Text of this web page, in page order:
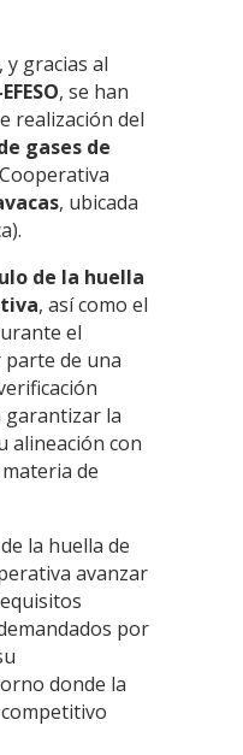
y gracias al
, se han
realización del
gases de
, ubicada
de la huella
, así como el
el
de una
garantizar la
alineación con
de
la huella de
avanzar
por
donde la